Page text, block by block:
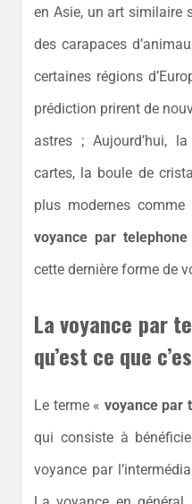
en Asie, un art similaire
des carapaces
certaines régions
prédiction prirent de
astres ; Aujourd’hui,
cartes, la boule de
plus modernes
voyance par
cette dernière forme de
La voyance par
qu’est ce que
Le terme « voyance par
qui consiste à
voyance par